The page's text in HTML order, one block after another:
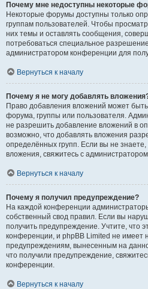
Почему мне недоступны некоторые
Некоторые форумы доступны только
группам пользователей. Чтобы
них темы и оставлять сообщения,
потребоваться специальное
администратором конференции для
Вернуться к началу
Почему я не могу добавлять
Право добавления вложений может
форума, группы или пользователя.
не разрешить добавление вложений в
возможно, что добавлять вложения
определённых групп. Если вы не
вложения, свяжитесь с
Вернуться к началу
Почему я получил предупреждение?
На каждой конференции
собственный свод правил. Если вы
получить предупреждение. Учтите, что
конференции, и phpBB Limited не имеет
предупреждениям, вынесенным на
что получили предупреждение,
конференции.
Вернуться к началу